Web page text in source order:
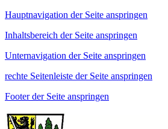
Hauptnavigation der Seite anspringen
Inhaltsbereich der Seite anspringen
Unternavigation der Seite anspringen
rechte Seitenleiste der Seite anspringen
Footer der Seite anspringen